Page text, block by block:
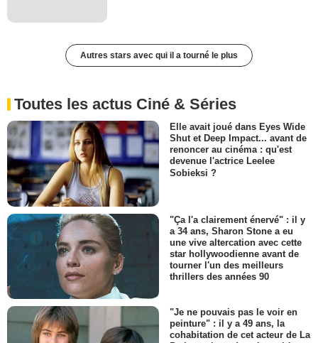
Autres stars avec qui il a tourné le plus
Toutes les actus Ciné & Séries
Elle avait joué dans Eyes Wide
Shut et Deep Impact... avant de
renoncer au cinéma : qu'est
devenue l'actrice Leelee
Sobieksi ?
"Ça l'a clairement énervé" : il y
a 34 ans, Sharon Stone a eu
une vive altercation avec cette
star hollywoodienne avant de
tourner l'un des meilleurs
thrillers des années 90
"Je ne pouvais pas le voir en
peinture" : il y a 49 ans, la
cohabitation de cet acteur de La